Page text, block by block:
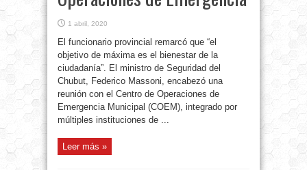
1 abril, 2020
El funcionario provincial remarcó que “el
objetivo de máxima es el bienestar de la
ciudadanía”. El ministro de Seguridad del
Chubut, Federico Massoni, encabezó una
reunión con el Centro de Operaciones de
Emergencia Municipal (COEM), integrado por
múltiples instituciones de ...
Leer más »